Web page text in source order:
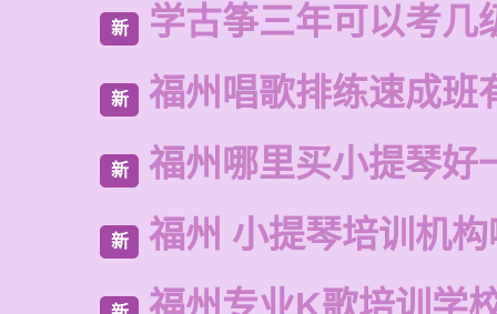
新 学古筝三年可以考几
新 福州唱歌排练速成班
新 福州哪里买小提琴好
新 福州 小提琴培训机
福州专业K歌培训学